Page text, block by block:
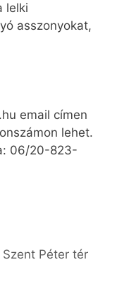
lelki
asszonyokat,
email címen
lehet.
06/20-823-
Péter tér